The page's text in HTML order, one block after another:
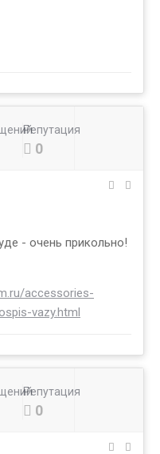
Репутация
0
- очень прикольно!
accessories-
vazy.html
Репутация
0